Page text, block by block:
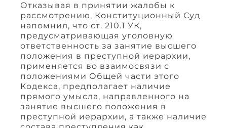
Отказывая в принятии жалобы к
рассмотрению, Конституционный Суд
напомнил, что ст. 210.1 УК,
предусматривающая уголовную
ответственность за занятие высшего
положения в преступной иерархии,
применяется во взаимосвязи с
положениями Общей части этого
Кодекса, предполагает наличие
прямого умысла, направленного на
занятие высшего положения в
преступной иерархии, а также наличие